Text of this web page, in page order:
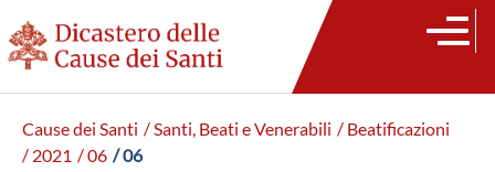
Cause dei Santi / Santi, Beati e Venerabili / Beatificazioni
/ 2021 / 06 / 06